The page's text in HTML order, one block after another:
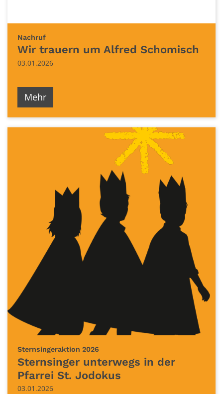
Nachruf:
Wir trauern um Alfred Schomisch
03.01.2026
Mehr
Sternsingeraktion 2026
Sternsinger unterwegs in der
Pfarrei St. Jodokus
03.01.2026